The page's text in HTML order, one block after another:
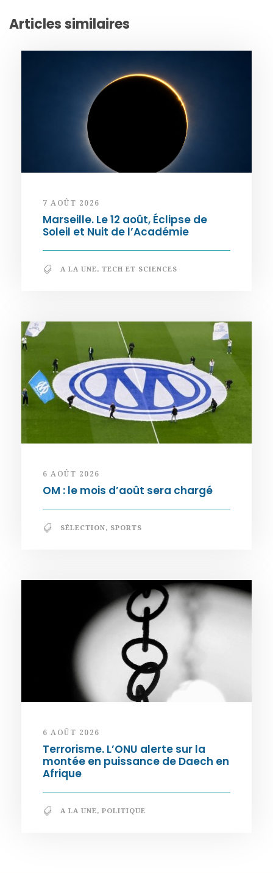
Articles similaires
7 AOÛT 2026
Marseille. Le 12 août, Éclipse de
Soleil et Nuit de l’Académie
A LA UNE, TECH ET SCIENCES
6 AOÛT 2026
OM : le mois d’août sera chargé
SÉLECTION, SPORTS
6 AOÛT 2026
Terrorisme. L’ONU alerte sur la
montée en puissance de Daech en
Afrique
A LA UNE, POLITIQUE